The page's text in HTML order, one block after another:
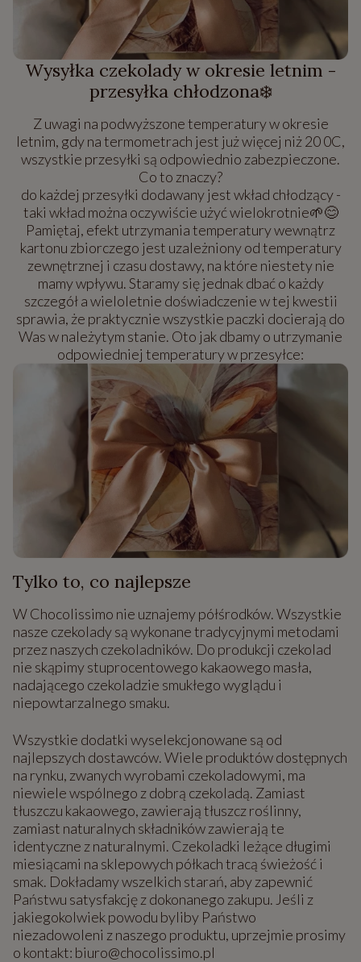
Wysyłka czekolady w okresie letnim -
przesyłka chłodzona❄️
Z uwagi na podwyższone temperatury w okresie
letnim, gdy na termometrach jest już więcej niż 20 0C,
wszystkie przesyłki są odpowiednio zabezpieczone.
Co to znaczy?
do każdej przesyłki dodawany jest wkład chłodzący -
taki wkład można oczywiście użyć wielokrotnie🌱😊
Pamiętaj, efekt utrzymania temperatury wewnątrz
kartonu zbiorczego jest uzależniony od temperatury
zewnętrznej i czasu dostawy, na które niestety nie
mamy wpływu. Staramy się jednak dbać o każdy
szczegół a wieloletnie doświadczenie w tej kwestii
sprawia, że praktycznie wszystkie paczki docierają do
Was w należytym stanie. Oto jak dbamy o utrzymanie
odpowiedniej temperatury w przesyłce:
Tylko to, co najlepsze
W Chocolissimo nie uznajemy półśrodków. Wszystkie
nasze czekolady są wykonane tradycyjnymi metodami
przez naszych czekoladników. Do produkcji czekolad
nie skąpimy stuprocentowego kakaowego masła,
nadającego czekoladzie smukłego wyglądu i
niepowtarzalnego smaku.
Wszystkie dodatki wyselekcjonowane są od
najlepszych dostawców. Wiele produktów dostępnych
na rynku, zwanych wyrobami czekoladowymi, ma
niewiele wspólnego z dobrą czekoladą. Zamiast
tłuszczu kakaowego, zawierają tłuszcz roślinny,
zamiast naturalnych składników zawierają te
identyczne z naturalnymi. Czekoladki leżące długimi
miesiącami na sklepowych półkach tracą świeżość i
smak. Dokładamy wszelkich starań, aby zapewnić
Państwu satysfakcję z dokonanego zakupu. Jeśli z
jakiegokolwiek powodu byliby Państwo
niezadowoleni z naszego produktu, uprzejmie prosimy
o kontakt: biuro@chocolissimo.pl